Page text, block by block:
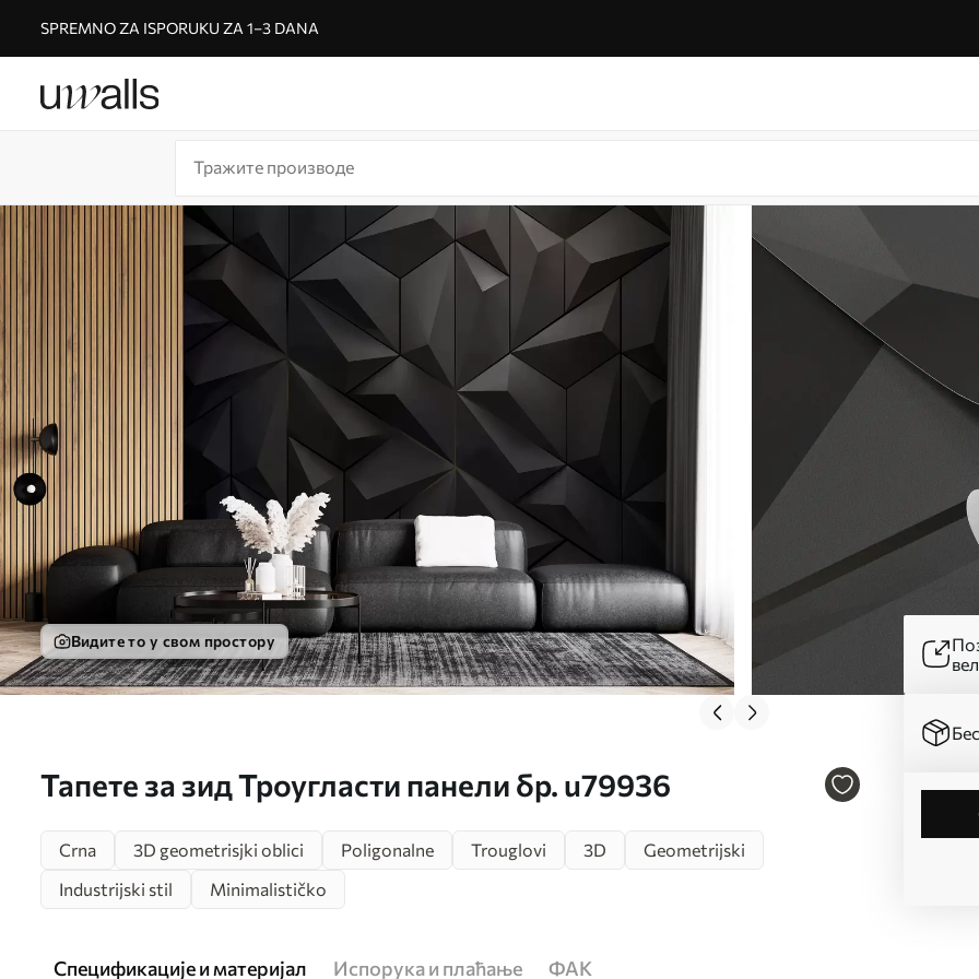
SPREMNO ZA ISPORUKU ZA 1–3 DANA
Видите то у свом простору
Тапете за зид Троугласти панели бр. u79936
Crna 3D geometrisjki oblici Poligonalne Trouglovi 3D
Geometrijski
Industrijski stil
Minimalističko
Спецификације и материјал Испорука и плаћање ФАК